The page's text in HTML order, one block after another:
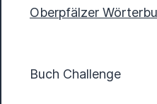
Oberpfälzer
Buch Challenge